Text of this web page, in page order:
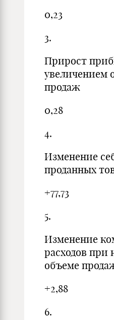
0,23
3.
Прирост
увеличением
продаж
0,28
4.
Изменение
проданных
+77,73
5.
Изменение
расходов при
объеме
+2,88
6.